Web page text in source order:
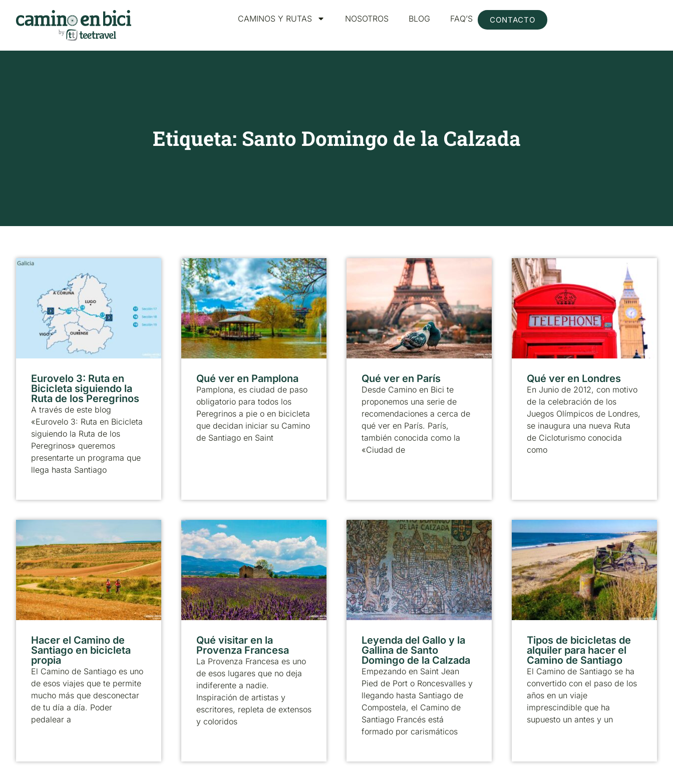
CAMINOS Y RUTAS NOSOTROS BLOG FAQ’S CONTACTO
Etiqueta: Santo Domingo de la Calzada
Eurovelo 3: Ruta en
Bicicleta siguiendo la
Ruta de los Peregrinos
A través de este blog
«Eurovelo 3: Ruta en Bicicleta
siguiendo la Ruta de los
Peregrinos» queremos
presentarte un programa que
llega hasta Santiago
Qué ver en Pamplona
Pamplona, es ciudad de paso
obligatorio para todos los
Peregrinos a pie o en bicicleta
que decidan iniciar su Camino
de Santiago en Saint
Qué ver en París
Desde Camino en Bici te
proponemos una serie de
recomendaciones a cerca de
qué ver en París. París,
también conocida como la
«Ciudad de
Qué ver en Londres
En Junio de 2012, con motivo
de la celebración de los
Juegos Olímpicos de Londres,
se inaugura una nueva Ruta
de Cicloturismo conocida
como
Hacer el Camino de
Santiago en bicicleta
propia
El Camino de Santiago es uno
de esos viajes que te permite
mucho más que desconectar
de tu día a día. Poder
pedalear a
Qué visitar en la
Provenza Francesa
La Provenza Francesa es uno
de esos lugares que no deja
indiferente a nadie.
Inspiración de artistas y
escritores, repleta de extensos
y coloridos
Leyenda del Gallo y la
Gallina de Santo
Domingo de la Calzada
Empezando en Saint Jean
Pied de Port o Roncesvalles y
llegando hasta Santiago de
Compostela, el Camino de
Santiago Francés está
formado por carismáticos
Tipos de bicicletas de
alquiler para hacer el
Camino de Santiago
El Camino de Santiago se ha
convertido con el paso de los
años en un viaje
imprescindible que ha
supuesto un antes y un